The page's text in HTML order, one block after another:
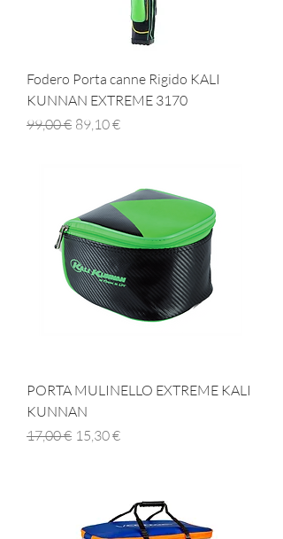
Fodero Porta canne Rigido KALI
KUNNAN EXTREME 3170
Prezzo regolare
99,00 € Prezzo scontato
89,10 €
PORTA MULINELLO EXTREME KALI
KUNNAN
Prezzo regolare
17,00 € Prezzo scontato
15,30 €